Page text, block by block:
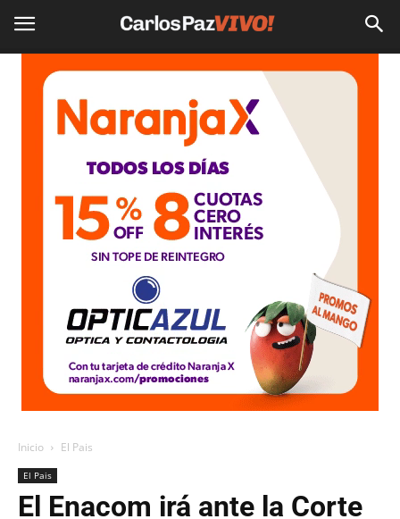
Inicio El Pais
El Pais
El Enacom irá ante la Corte